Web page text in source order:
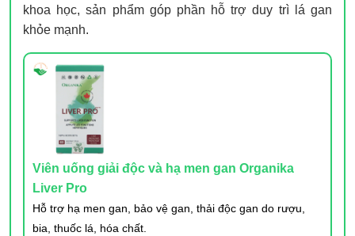
khoa học, sản phẩm góp phần hỗ trợ duy trì lá gan
khỏe mạnh.
Viên uống giải độc và hạ men gan Organika
Liver Pro
Hỗ trợ hạ men gan, bảo vệ gan, thải độc gan do rượu,
bia, thuốc lá, hóa chất.